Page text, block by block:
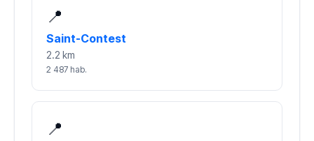
📍
Saint-Contest
2.2 km
2 487 hab.
📍